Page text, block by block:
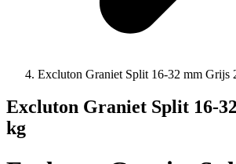
Excluton Graniet Split 16-32 mm Grijs
Excluton Graniet Split 16-
kg